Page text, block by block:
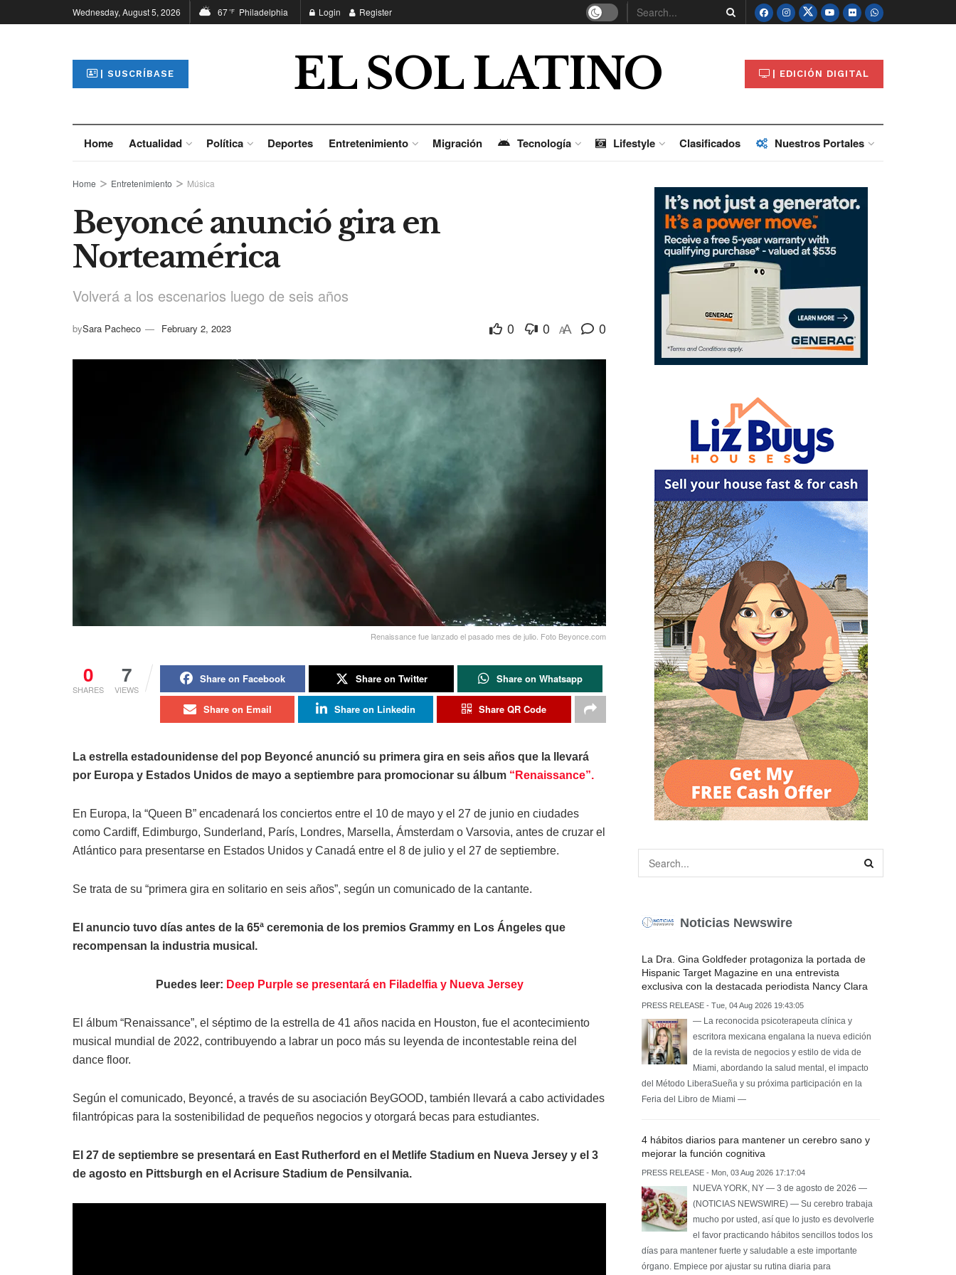
Wednesday, August 5, 2026 67°F Philadelphia Login Register
| SUSCRÍBASE EL SOL LATINO | EDICIÓN DIGITAL
Home Actualidad Política Deportes Entretenimiento Migración Tecnología Lifestyle Clasificados Nuestros Portales
Home Entretenimiento Música
Beyoncé anunció gira en
Norteamérica
Volverá a los escenarios luego de seis años
bySara Pacheco February 2, 2023 0 0 AA 0
Renaissance fue lanzado el pasado mes de julio. Foto Beyonce.com
0
SHARES
7
VIEWS
Share on Facebook Share on Twitter Share on Whatsapp
Share on Email Share on Linkedin Share QR Code
La estrella estadounidense del pop Beyoncé anunció su primera gira en seis años que la llevará
por Europa y Estados Unidos de mayo a septiembre para promocionar su álbum “Renaissance”.
En Europa, la “Queen B” encadenará los conciertos entre el 10 de mayo y el 27 de junio en ciudades
como Cardiff, Edimburgo, Sunderland, París, Londres, Marsella, Ámsterdam o Varsovia, antes de cruzar el
Atlántico para presentarse en Estados Unidos y Canadá entre el 8 de julio y el 27 de septiembre.
Se trata de su “primera gira en solitario en seis años”, según un comunicado de la cantante.
El anuncio tuvo días antes de la 65ª ceremonia de los premios Grammy en Los Ángeles que
recompensan la industria musical.
Puedes leer: Deep Purple se presentará en Filadelfia y Nueva Jersey
El álbum “Renaissance”, el séptimo de la estrella de 41 años nacida en Houston, fue el acontecimiento
musical mundial de 2022, contribuyendo a labrar un poco más su leyenda de incontestable reina del
dance floor.
Según el comunicado, Beyoncé, a través de su asociación BeyGOOD, también llevará a cabo actividades
filantrópicas para la sostenibilidad de pequeños negocios y otorgará becas para estudiantes.
El 27 de septiembre se presentará en East Rutherford en el Metlife Stadium en Nueva Jersey y el 3
de agosto en Pittsburgh en el Acrisure Stadium de Pensilvania.
Noticias Newswire
La Dra. Gina Goldfeder protagoniza la portada de
Hispanic Target Magazine en una entrevista
exclusiva con la destacada periodista Nancy Clara
PRESS RELEASE - Tue, 04 Aug 2026 19:43:05
— La reconocida psicoterapeuta clínica y
escritora mexicana engalana la nueva edición
de la revista de negocios y estilo de vida de
Miami, abordando la salud mental, el impacto
del Método LiberaSueña y su próxima participación en la
Feria del Libro de Miami —
4 hábitos diarios para mantener un cerebro sano y
mejorar la función cognitiva
PRESS RELEASE - Mon, 03 Aug 2026 17:17:04
NUEVA YORK, NY — 3 de agosto de 2026 —
(NOTICIAS NEWSWIRE) — Su cerebro trabaja
mucho por usted, así que lo justo es devolverle
el favor practicando hábitos sencillos todos los
días para mantener fuerte y saludable a este importante
órgano. Empiece por ajustar su rutina diaria para